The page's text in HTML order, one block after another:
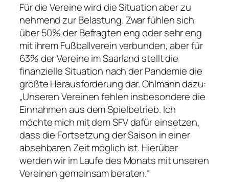
Für die Vereine wird die Situation aber zu
nehmend zur Belastung. Zwar fühlen sich
über 50% der Befragten eng oder sehr eng
mit ihrem Fußballverein verbunden, aber für
63% der Vereine im Saarland stellt die
finanzielle Situation nach der Pandemie die
größte Herausforderung dar. Ohlmann dazu:
„Unseren Vereinen fehlen insbesondere die
Einnahmen aus dem Spielbetrieb. Ich
möchte mich mit dem SFV dafür einsetzen,
dass die Fortsetzung der Saison in einer
absehbaren Zeit möglich ist. Hierüber
werden wir im Laufe des Monats mit unseren
Vereinen gemeinsam beraten.“